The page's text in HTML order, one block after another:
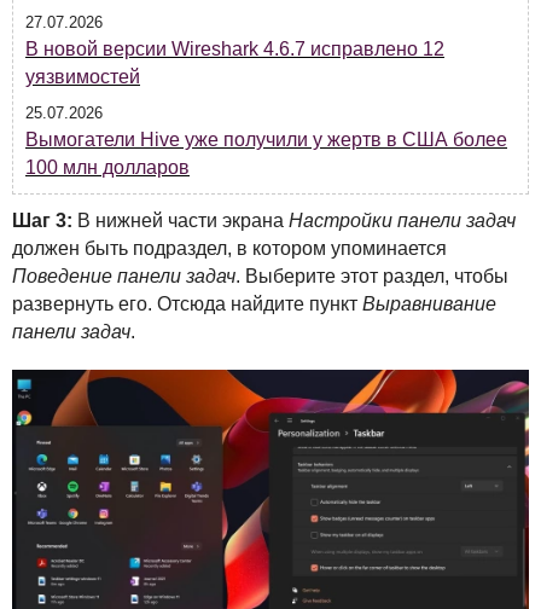
27.07.2026
В новой версии Wireshark 4.6.7 исправлено 12
уязвимостей
25.07.2026
Вымогатели Hive уже получили у жертв в США более
100 млн долларов
Шаг 3: В нижней части экрана Настройки панели задач
должен быть подраздел, в котором упоминается
Поведение панели задач. Выберите этот раздел, чтобы
развернуть его. Отсюда найдите пункт Выравнивание
панели задач.